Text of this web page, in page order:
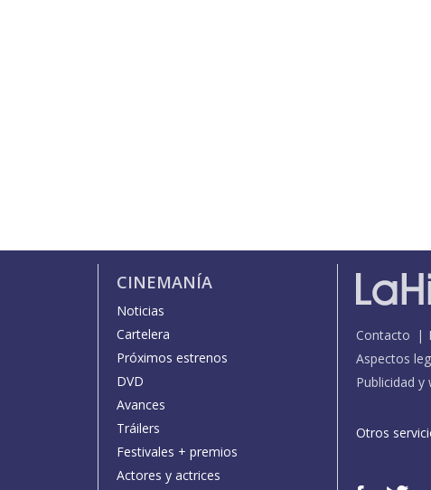
CINEMANÍA
Noticias
Cartelera
Próximos estrenos
DVD
Avances
Tráilers
Festivales + premios
Actores y actrices
Contacto
Aspectos
Publicidad y
Otros